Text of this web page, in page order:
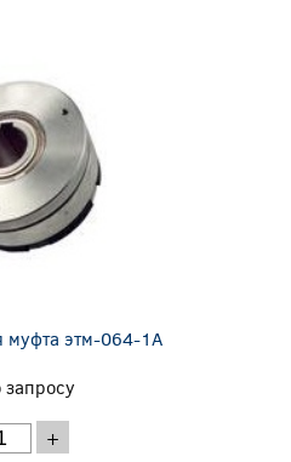
муфта этм-064-1А
+